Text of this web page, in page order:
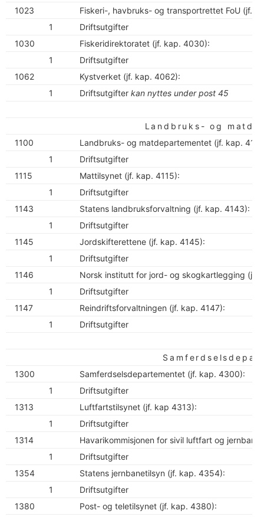
1023
Fiskeri-, havbruks- og transportrettet FoU (jf.
1
Driftsutgifter
1030
Fiskeridirektoratet (jf. kap. 4030):
1
Driftsutgifter
1062
Kystverket (jf. kap. 4062):
1
Driftsutgifter kan nyttes under post 45
Landbruks- og
1100
Landbruks- og matdepartementet (jf. kap.
1
Driftsutgifter
1115
Mattilsynet (jf. kap. 4115):
1
Driftsutgifter
1143
Statens landbruksforvaltning (jf. kap. 4143):
1
Driftsutgifter
1145
Jordskifterettene (jf. kap. 4145):
1
Driftsutgifter
1146
Norsk institutt for jord- og skogkartlegging (jf.
1
Driftsutgifter
1147
Reindriftsforvaltningen (jf. kap. 4147):
1
Driftsutgifter
1300
Samferdselsdepartementet (jf. kap. 4300):
1
Driftsutgifter
1313
Luftfartstilsynet (jf. kap 4313):
1
Driftsutgifter
1314
Havarikommisjonen for sivil luftfart og
1
Driftsutgifter
1354
Statens jernbanetilsyn (jf. kap. 4354):
1
Driftsutgifter
1380
Post- og teletilsynet (jf. kap. 4380):